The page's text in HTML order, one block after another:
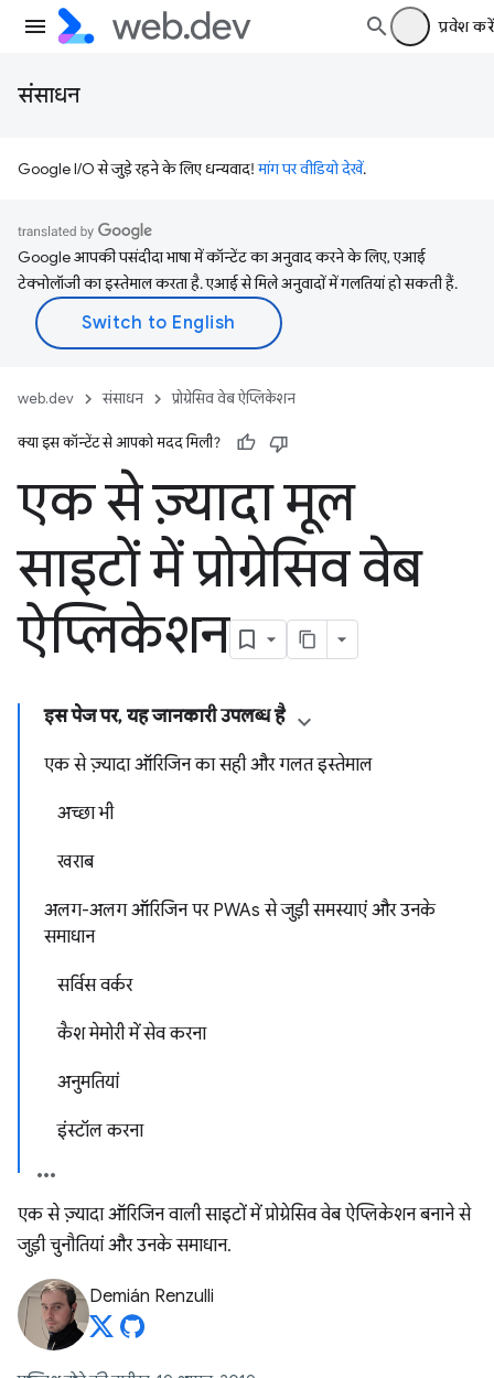
प्रवेश करें
संसाधन
Google I/O से जुड़े रहने के लिए धन्यवाद!मांग पर वीडियो देखें.
Google आपकी पसंदीदा भाषा में कॉन्टेंट का अनुवाद करने के लिए, एआई
टेक्नोलॉजी का इस्तेमाल करता है. एआई से मिले अनुवादों में गलतियां हो सकती हैं.
web.dev संसाधन प्रोग्रेसिव वेब ऐप्लिकेशन
क्या इस कॉन्टेंट से आपको मदद मिली?
एक से ज़्यादा मूल
साइटों में प्रोग्रेसिव वेब
ऐप्लिकेशन
इस पेज पर, यह जानकारी उपलब्ध है
एक से ज़्यादा ऑरिजिन का सही और गलत इस्तेमाल
अच्छा भी
खराब
अलग-अलग ऑरिजिन पर PWAs से जुड़ी समस्याएं और उनके
समाधान
सर्विस वर्कर
कैश मेमोरी में सेव करना
अनुमतियां
इंस्टॉल करना
एक से ज़्यादा ऑरिजिन वाली साइटों में प्रोग्रेसिव वेब ऐप्लिकेशन बनाने से
जुड़ी चुनौतियां और उनके समाधान.
Demián Renzulli